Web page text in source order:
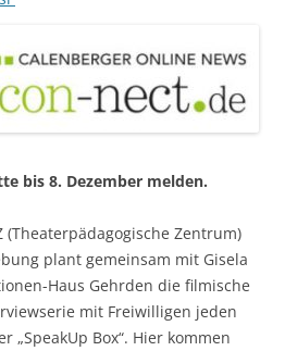
bis 8. Dezember melden.
(Theaterpädagogische Zentrum)
plant gemeinsam mit Gisela
Haus Gehrden die filmische
mit Freiwilligen jeden
„SpeakUp Box“. Hier kommen